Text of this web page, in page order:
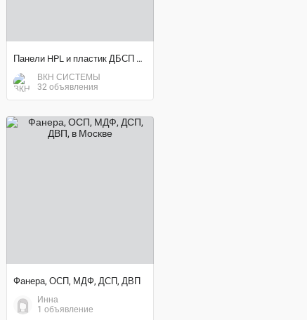
Панели HPL и пластик ДБСП для интерьеров и путей эвакуации
ВКН СИСТЕМЫ
32 объявления
Фанера, ОСП, МДФ, ДСП, ДВП
Инна
1 объявление